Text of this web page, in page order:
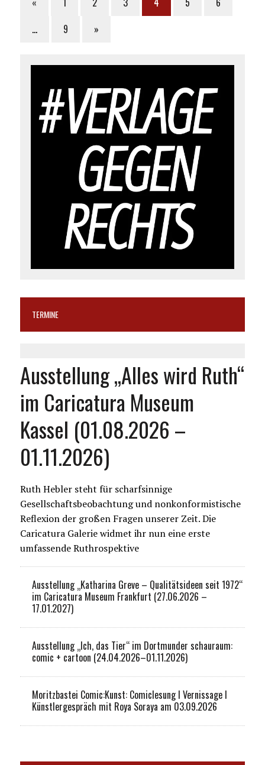
…
9 »
TERMINE
Ausstellung „Alles wird Ruth“
im Caricatura Museum
Kassel (01.08.2026 –
01.11.2026)
Ruth Hebler steht für scharfsinnige
Gesellschaftsbeobachtung und nonkonformistische
Reflexion der großen Fragen unserer Zeit. Die
Caricatura Galerie widmet ihr nun eine erste
umfassende Ruthrospektive
Ausstellung „Katharina Greve – Qualitätsideen seit 1972“
im Caricatura Museum Frankfurt (27.06.2026 –
17.01.2027)
Ausstellung „Ich, das Tier“ im Dortmunder schauraum:
comic + cartoon (24.04.2026–01.11.2026)
Moritzbastei Comic:Kunst: Comiclesung I Vernissage I
Künstlergespräch mit Roya Soraya am 03.09.2026